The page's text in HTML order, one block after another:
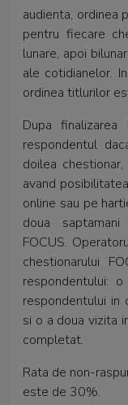
audienta, ordinea
pentru fiecare
lunare, apoi
ale cotidianelor.
ordinea titlurilor
Dupa finalizarea
respondentul
doilea
avand
online sau pe
doua
FOCUS.
chestionarului
respondentului:
respondentului in
si o a doua vizita
completat.
Rata de non-
este de 30%.